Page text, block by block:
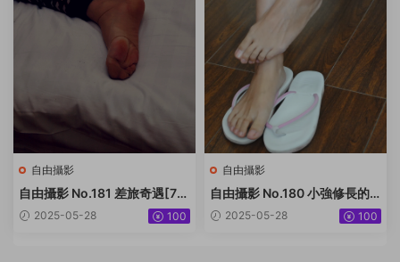
自由攝影
自由攝影 No.181 差旅奇遇[77
P-72M]
2025-05-28 100
自由攝影
自由攝影 No.180 小強修長的
大腿 美足[158P-183.9M]
2025-05-28 100